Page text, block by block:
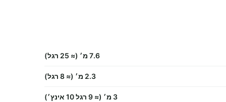
7.6 מ׳ (≈ 25 רגל)
2.3 מ׳ (≈ 8 רגל)
3 מ׳ (≈ 9 רגל 10 אינץ׳)